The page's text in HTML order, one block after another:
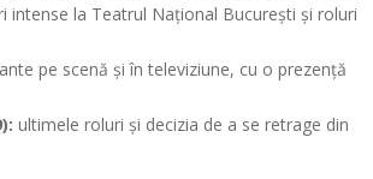
intense la Teatrul Național București și roluri
pe scenă și în televiziune, cu o prezență
ultimele roluri și decizia de a se retrage din